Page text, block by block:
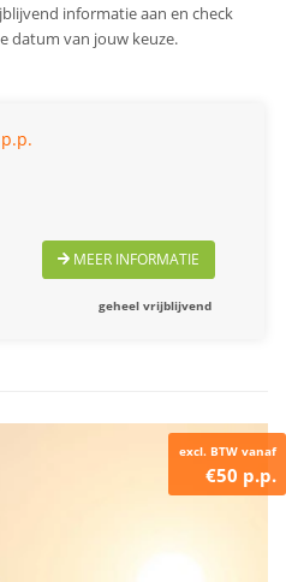
informatie aan en check
datum van jouw keuze.
MEER INFORMATIE
geheel vrijblijvend
excl. BTW vanaf
€50 p.p.